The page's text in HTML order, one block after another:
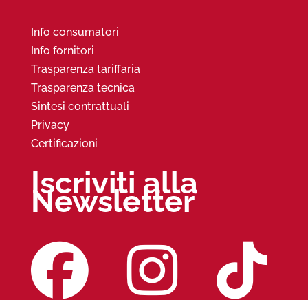
Info consumatori
Info fornitori
Trasparenza tariffaria
Trasparenza tecnica
Sintesi contrattuali
Privacy
Certificazioni
Iscriviti alla
Newsletter